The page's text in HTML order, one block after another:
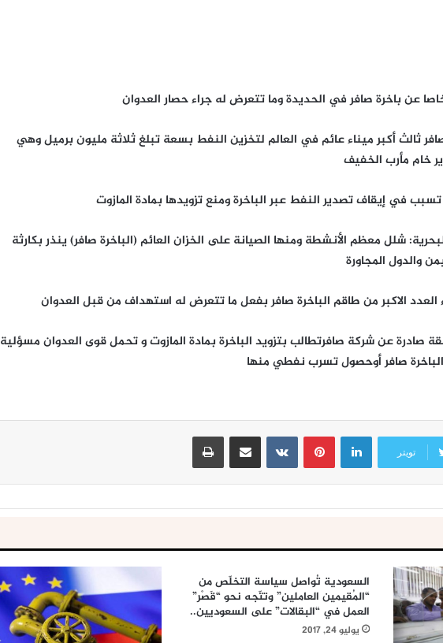
عن باخرة صافر في الحديدة وما تتعرض له جراء حصار العدوان
ثالث أكبر ميناء عائم في العالم لتخزين النفط بسعة تبلغ ثلاثة مليون برميل وهي
خام مأرب الخفيف
في إيقاف تصدير النفط عبر الباخرة ومنع تزويدها بمادة المازوت
شلل معظم الأنشطة ومنها الصيانة على الخزان العائم (الباخرة صافر) ينذر بكارثة
والدول المجاورة
العدد الاكبر من طاقم الباخرة صافر بفعل ما تتعرض له استهداف من قبل العدوان
صادرة عن شركة صافرتطالب بتزويد الباخرة بمادة المازوت و تحمل قوى العدوان مسؤلية
صافر أوحصول تسرب نفطي منها
تويتر
لينكدإنبينتيريست مشاركة عبر البريد طباعة
السعودية تُواصل سياسة التخلّص من
“المُقيمين العاملين” وتتّجه نحو “قَصْر”
العمل في “البقالات” على السعوديين..
يوليو 24, 2017